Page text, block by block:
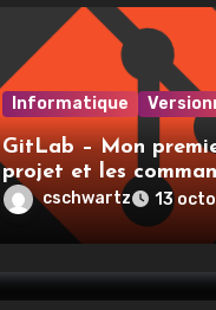
Informatique
GitLab – Mon
projet et les
utilescschwartz 13